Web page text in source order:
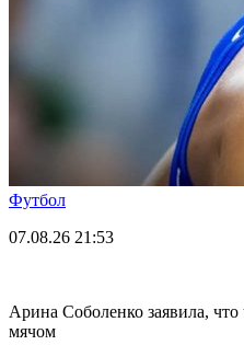
Футбол
07.08.26 21:53
Арина Соболенко заявила, что
мячом